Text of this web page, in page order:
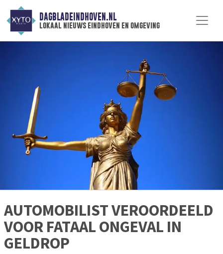
DAGBLADEINDHOVEN.NL
lokaal nieuws eindhoven en omgeving
AUTOMOBILIST VEROORDEELD
VOOR FATAAL ONGEVAL IN
GELDROP